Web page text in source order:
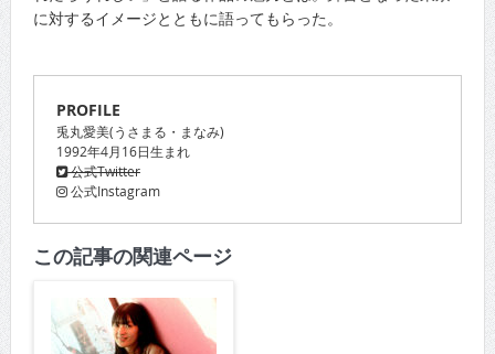
に対するイメージとともに語ってもらった。
PROFILE
兎丸愛美(うさまる・まなみ)
1992年4月16日生まれ
公式Twitter
公式Instagram
この記事の関連ページ